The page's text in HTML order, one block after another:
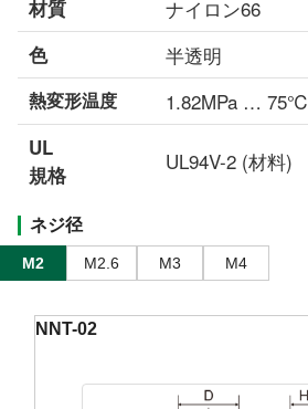
材質
ナイロン66
色 半透明
熱変形温度 1.82MPa … 75℃
UL
規格
UL94V-2 (材料)
ネジ径
M2 M2.6 M3 M4
NNT-02